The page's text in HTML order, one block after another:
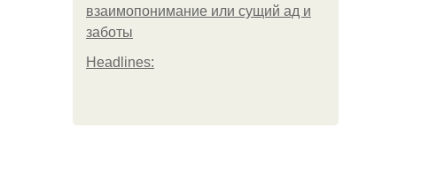
взаимопонимание или сущий ад и
заботы
Headlines: